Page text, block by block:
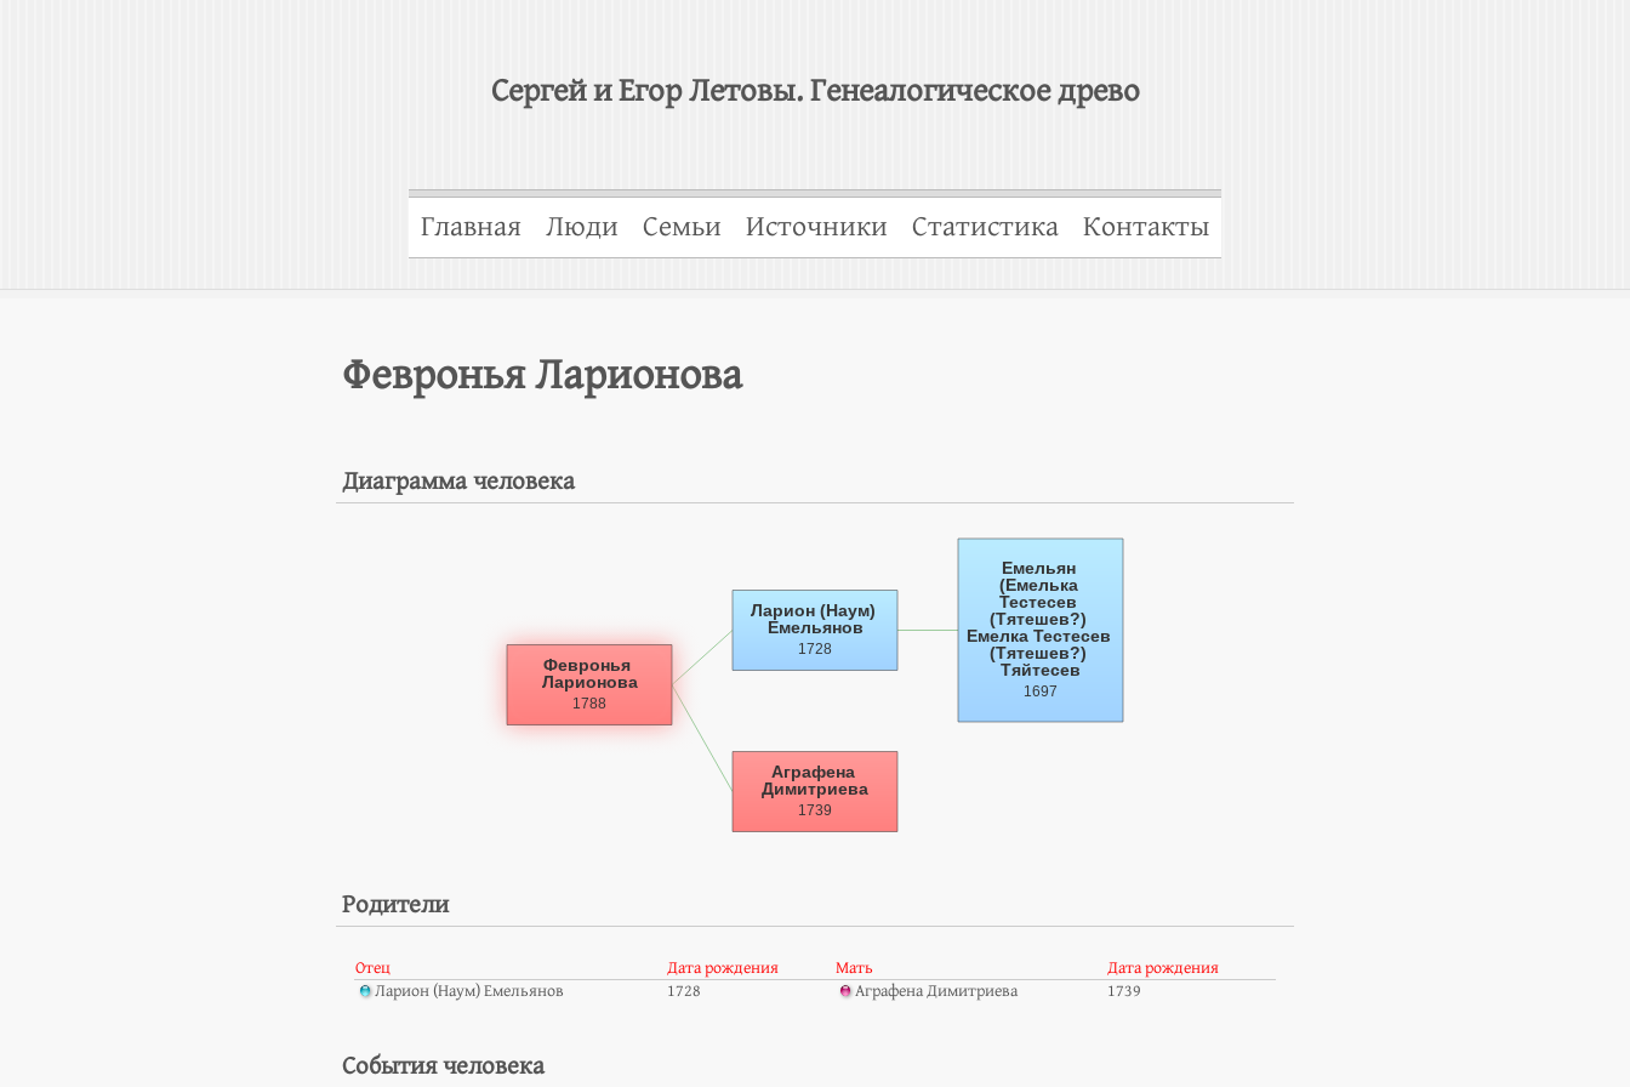
Сергей и Егор Летовы. Генеалогическое древо
Главная Люди Семьи Источники Статистика Контакты
Февронья Ларионова
Диаграмма человека
Родители
Отец Дата рождения Мать
Дата рождения
Ларион (Наум) Емельянов
1728 Аграфена Димитриева 1739
События человека